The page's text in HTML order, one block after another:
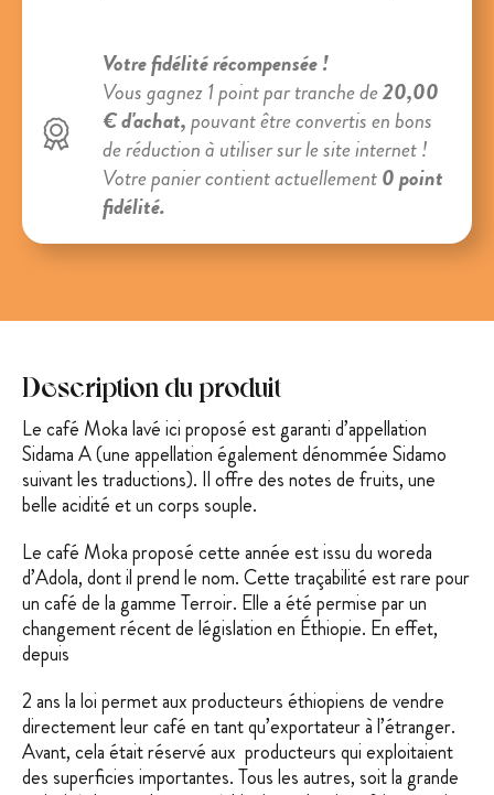
Votre fidélité récompensée !
Vous gagnez 1 point par tranche de20,00
€ d'achat,pouvant être convertis en bons
de réduction à utiliser sur le site internet !
Votre panier contient actuellement0 point
fidélité.
Description du produit
Le café Moka lavé ici proposé est garanti d’appellation
Sidama A (une appellation également dénommée Sidamo
suivant les traductions). Il offre des notes de fruits, une
belle acidité et un corps souple.
Le café Moka proposé cette année est issu du woreda
d’Adola, dont il prend le nom. Cette traçabilité est rare pour
un café de la gamme Terroir. Elle a été permise par un
changement récent de législation en Éthiopie. En effet,
depuis
2 ans la loi permet aux producteurs éthiopiens de vendre
directement leur café en tant qu’exportateur à l’étranger.
Avant, cela était réservé aux producteurs qui exploitaient
des superficies importantes. Tous les autres, soit la grande